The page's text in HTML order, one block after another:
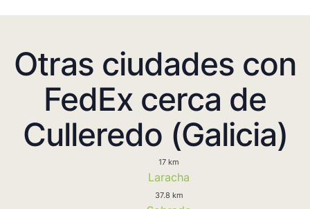
Otras ciudades con
FedEx cerca de
Culleredo (Galicia)
17 km
Laracha
37.8 km